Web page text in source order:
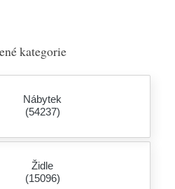
kategorie
Nábytek
(54237)
Židle
(15096)